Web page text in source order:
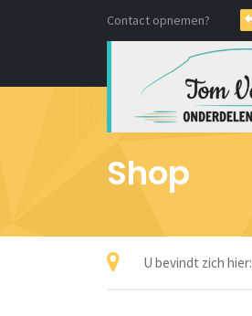
Contact opnemen?
Shop
U bevindt zich hier: